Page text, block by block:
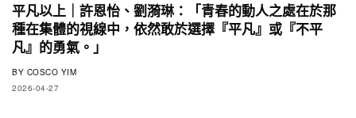
平凡以上｜許恩怡、劉漪琳：「青春的動人之處在於那
種在集體的視線中，依然敢於選擇『平凡』或『不平
凡』的勇氣。」
BY COSCO YIM
2026-04-27